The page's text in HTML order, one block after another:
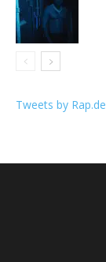
Tweets by Rap.de